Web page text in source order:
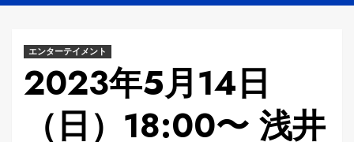
エンターテイメント
2023年5月14日
（日）18:00〜 浅井